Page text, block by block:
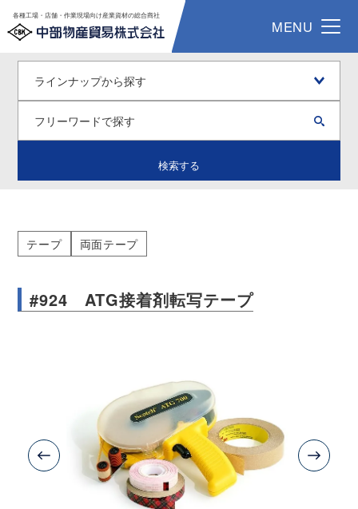
各種工場・店舗・作業現場向け産業資材の総合商社
MENU
検索する
テープ 両面テープ
#924 ATG接着剤転写テープ